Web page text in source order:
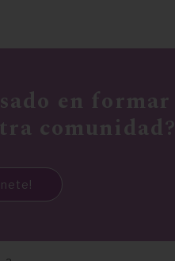
en formar
comunidad?